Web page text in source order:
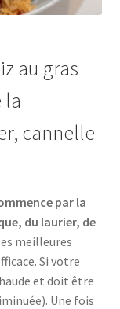
au gras
la
cannelle
par la
du laurier, de
meilleures
Si votre
et doit être
Une fois